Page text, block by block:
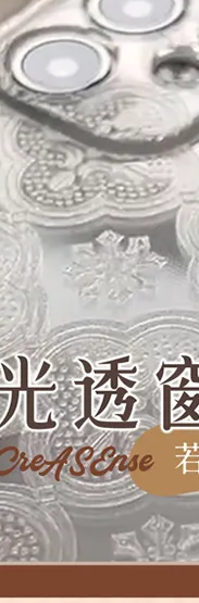
網眼透視手
- +
購物車
瀏覽更多